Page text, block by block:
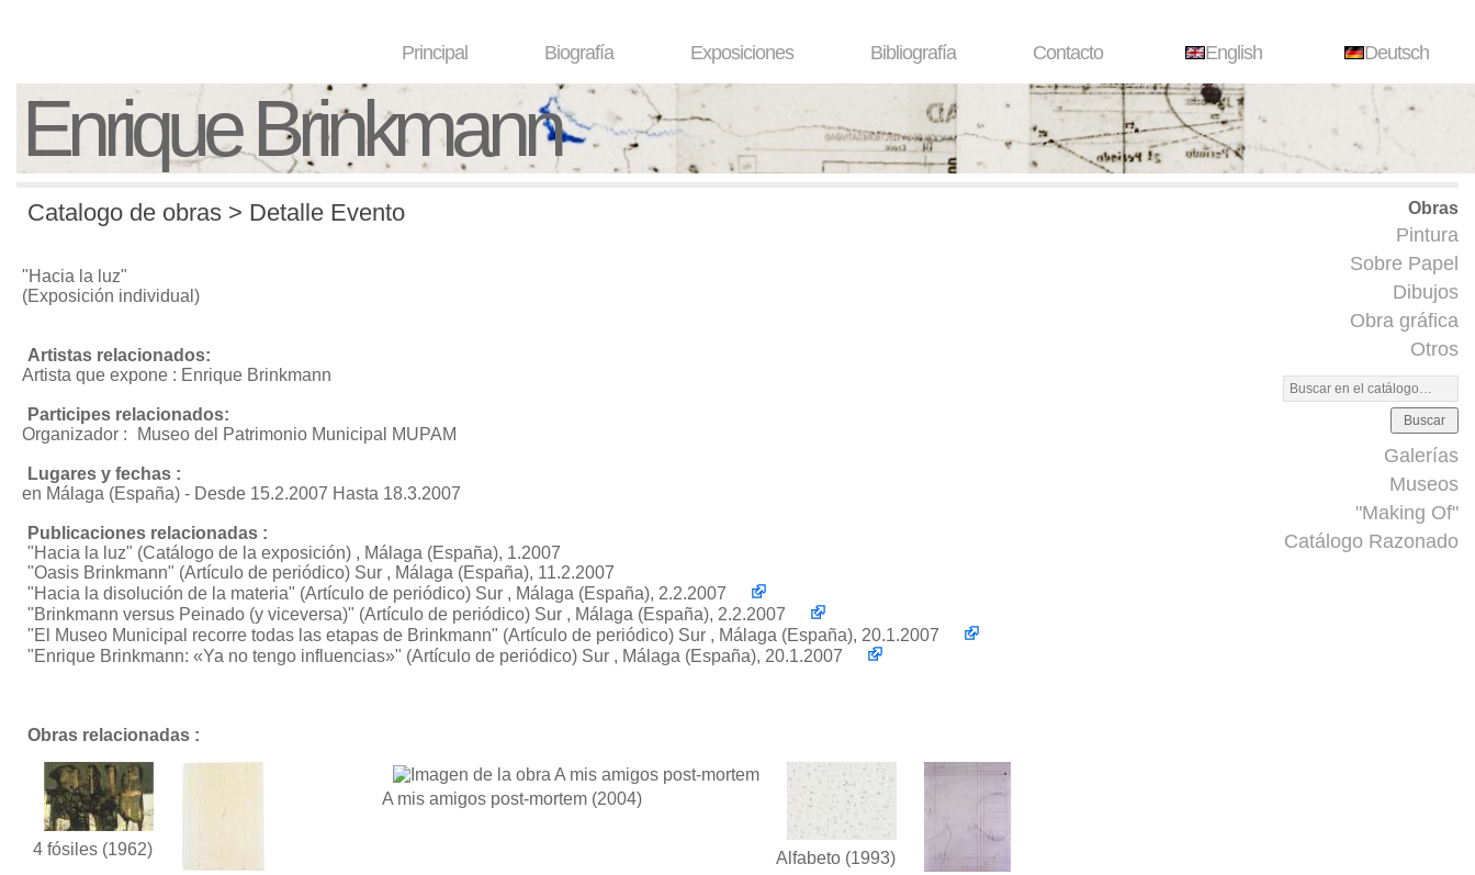
Principal Biografía Exposiciones Bibliografía Contacto English Deutsch
Enrique Brinkmann
Obras
Pintura
Sobre Papel
Dibujos
Obra gráfica
Otros
Buscar
Galerías
Museos
"Making Of"
Catálogo Razonado
Catalogo de obras > Detalle Evento
"Hacia la luz"
(Exposición individual)
Artistas relacionados:
Artista que expone : Enrique Brinkmann
Participes relacionados:
Organizador :
Museo del Patrimonio Municipal MUPAM
Lugares y fechas :
en Málaga (España) - Desde 15.2.2007 Hasta 18.3.2007
Publicaciones relacionadas :
"Hacia la luz" (Catálogo de la exposición) , Málaga (España), 1.2007
"Oasis Brinkmann" (Artículo de periódico) Sur , Málaga (España), 11.2.2007
"Hacia la disolución de la materia" (Artículo de periódico) Sur , Málaga (España), 2.2.2007
"Brinkmann versus Peinado (y viceversa)" (Artículo de periódico) Sur , Málaga (España), 2.2.2007
"El Museo Municipal recorre todas las etapas de Brinkmann" (Artículo de periódico) Sur , Málaga (España), 20.1.2007
"Enrique Brinkmann: «Ya no tengo influencias»" (Artículo de periódico) Sur , Málaga (España), 20.1.2007
Obras relacionadas :
4 fósiles (1962)
A mis amigos post-mortem (2004)
Alfabeto (1993)